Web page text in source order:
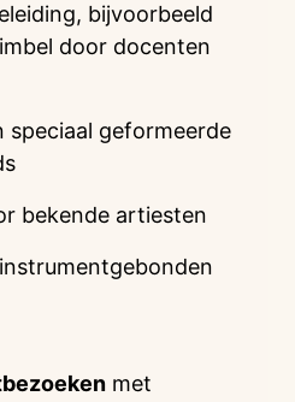
bijvoorbeeld
door docenten
speciaal geformeerde
bekende artiesten
met